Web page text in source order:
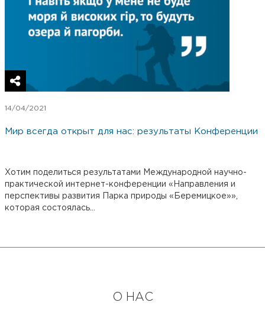
14/04/2021
Мир всегда открыт для нас: результаты Конференции
Хотим поделиться результатами Международной научно-
практической интернет-конференции «Направления и
перспективы развития Парка природы «Беремицкое»»,
которая состоялась...
О НАС